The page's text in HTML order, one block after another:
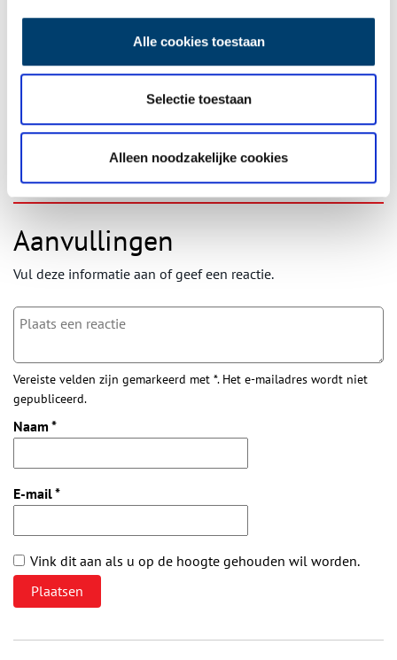
Alle cookies toestaan
Selectie toestaan
Alleen noodzakelijke cookies
Ontvang de nieuwsbrief
Wilt u op de hoogte blijven van de mooiste verhalen en het
laatste erfgoednieuws? Schrijf u dan nu in voor onze
wekelijkse nieuwsbrief!
Aanvullingen
Vul deze informatie aan of geef een reactie.
Vereiste velden zijn gemarkeerd met *. Het e-mailadres wordt niet
gepubliceerd.
Naam *
E-mail*
Vink dit aan als u op de hoogte gehouden wil worden.